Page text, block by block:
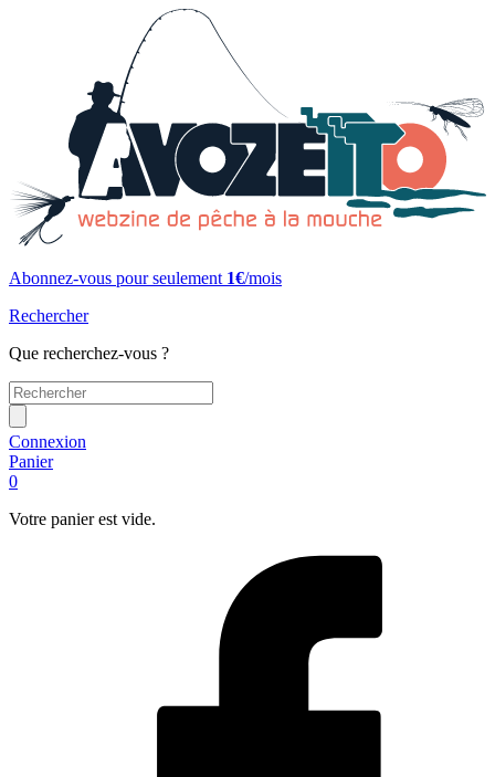
Abonnez-vous pour seulement 1€/mois
Rechercher
Que recherchez-vous ?
Connexion
Panier
0
Votre panier est vide.